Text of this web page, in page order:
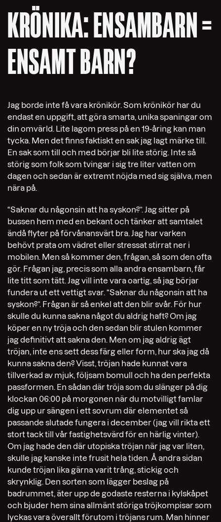
KRÖNIKA: ENSAMBARN =
ENSAMT BARN?
Jag borde inte få vara krönikör. Som krönikör har du
endast en uppgift, att göra smarta, unika spaningar om
din omvärld. Lite lagom press på en 19-åring kan man
tycka. Men det finns faktiskt en sak jag lagt märke till.
En sak som till och med börjar bli lite störig. Inte så
störig som folk som tvingar i sig tre liter vatten om
dagen och sedan är extremt nöjda med sig själva, men
nära på.
“Saknar du någonsin att ha syskon?”. Jag sitter på
bussen hem med en bekant och tänker att samtalet
ändå flyter på förvånansvärt bra. Jag har varken
behövt prata om vädret eller stressat stirrat ner i
mobilen. Men så kommer den, frågan, så som den ofta
gör. Frågan jag, precis som alla andra ensambarn, får
lite titt som tätt. Jag vill inte vara oartig, så jag börjar
fundera ut ett vettigt svar. “Saknar du någonsin att ha
syskon?”. Frågan är så enkel att den blir svår. För hur
skulle du kunna sakna något du aldrig haft? Om jag
köper en ny tröja och den sedan blir stulen kommer
jag definitivt att sakna den. Men om jag aldrig ägt
tröjan, inte ens sett dess färg eller form, hur ska jag då
kunna sakna den? Visst, tröjan hade kunnat vara
tillverkad av mjuk, följsam bomull och ha den perfekta
passformen. En sådan där tröja som du slänger på dig
klockan 06:00 på morgonen när du motvilligt famlar
dig upp ur sängen i ett sovrum där elementet så
passande slutade fungera i december (jag vill rikta ett
stort tack till vår fastighetsvärd för en härlig vinter).
Om jag hade den där utopiska tröjan när jag var liten,
skulle jag kanske inte frusit hela tiden. Å andra sidan
kunde tröjan lika gärna varit trång, stickig och
skrynklig. Den sorten som lägger beslag på
badrummet, äter upp de godaste resterna i kylskåpet
och bjuder hem sina allmänt störiga tröjkompisar som
lyckas vara överallt förutom i tröjans rum. Man hinner